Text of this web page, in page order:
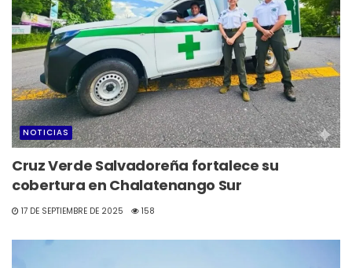
NOTICIAS
Cruz Verde Salvadoreña fortalece su
cobertura en Chalatenango Sur
17 DE SEPTIEMBRE DE 2025 158